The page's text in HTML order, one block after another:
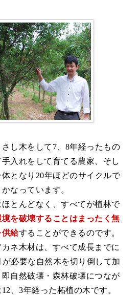
し木をして7、8年経ったもの
入れをして育てる農家、そし
となり20年ほどのサイクルで
なっています。
とんどなく、すべてが植林で
境を破壊することはまったく無
供給することができるのです。
カネ木材は、すべて成長までに
必要な自然木を切り倒して加
自然破壊・森林破壊につなが
、3年経った柘植の木です。